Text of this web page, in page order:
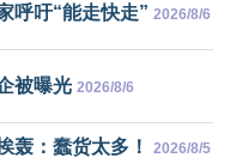
呼吁“能走快走” 2026/8/6
被曝光 2026/8/6
轰：蠢货太多！ 2026/8/5